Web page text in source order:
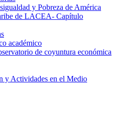
y Pobreza de América
de LACEA- Capítulo
académico
de coyuntura económica
y Actividades en el Medio